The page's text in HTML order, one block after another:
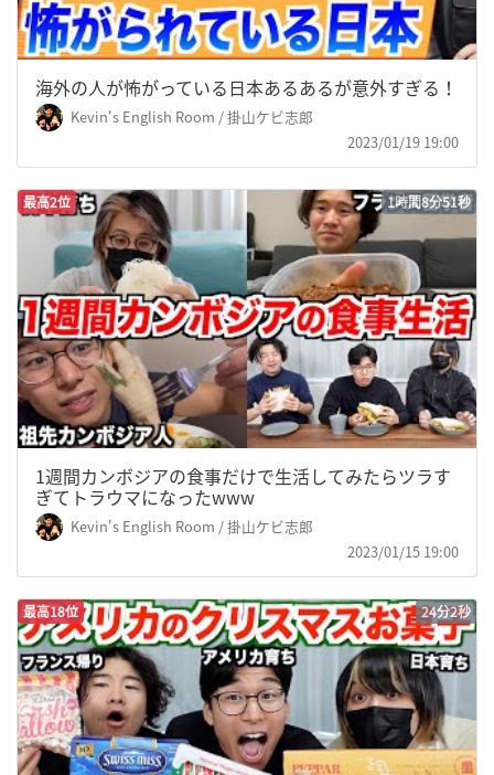
海外の人が怖がっている日本あるあるが意外すぎる！
Kevin's English Room / 掛山ケビ志郎
2023/01/19 19:00
最高2位 1時間8分51秒
1週間カンボジアの食事だけで生活してみたらツラす
ぎてトラウマになったwww
Kevin's English Room / 掛山ケビ志郎
2023/01/15 19:00
最高18位 24分2秒